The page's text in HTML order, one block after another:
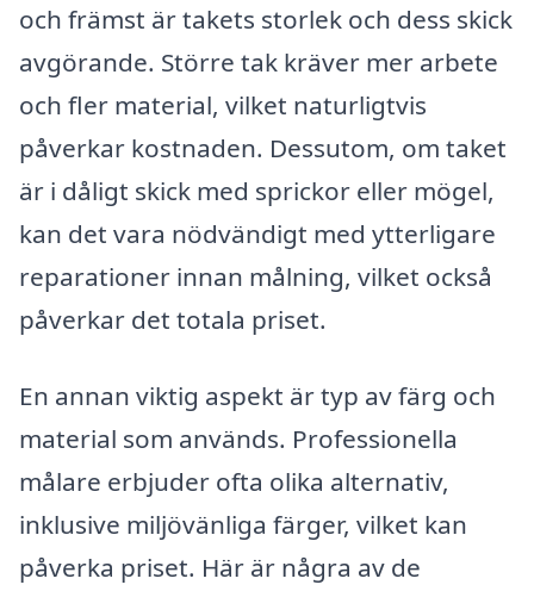
och främst är takets storlek och dess skick
avgörande. Större tak kräver mer arbete
och fler material, vilket naturligtvis
påverkar kostnaden. Dessutom, om taket
är i dåligt skick med sprickor eller mögel,
kan det vara nödvändigt med ytterligare
reparationer innan målning, vilket också
påverkar det totala priset.
En annan viktig aspekt är typ av färg och
material som används. Professionella
målare erbjuder ofta olika alternativ,
inklusive miljövänliga färger, vilket kan
påverka priset. Här är några av de